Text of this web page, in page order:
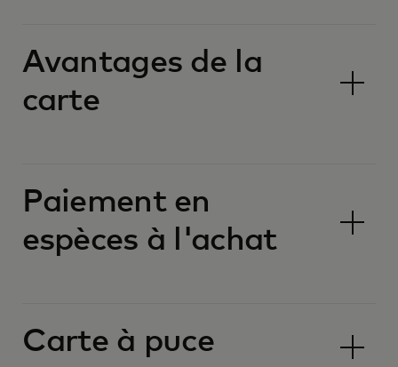
Avantages de la
carte
Paiement en
espèces à l'achat
Carte à puce